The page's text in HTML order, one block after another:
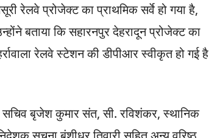
रेलवे प्रोजेक्ट का प्राथमिक सर्वे हो गया है,
बताया कि सहारनपुर देहरादून प्रोजेक्ट का
रेलवे स्टेशन की डीपीआर स्वीकृत हो गई
बृजेश कुमार संत, सी. रविशंकर, स्थानिक